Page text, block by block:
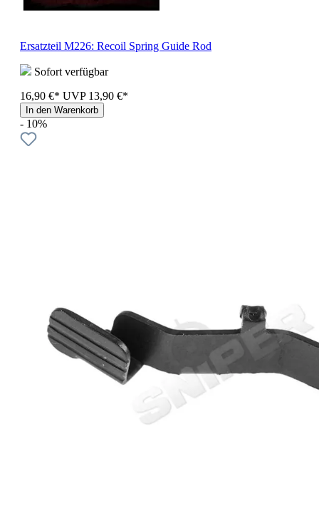
Ersatzteil M226: Recoil Spring Guide Rod
Sofort verfügbar
16,90 €* UVP 13,90 €*
In den Warenkorb
- 10%